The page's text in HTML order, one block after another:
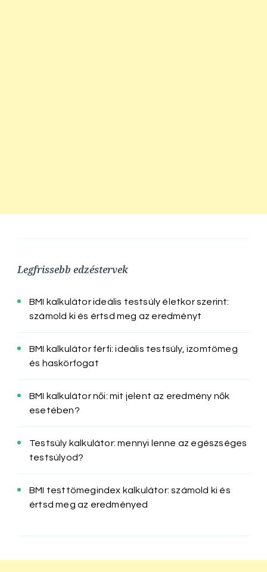
Legfrissebb edzéstervek
BMI kalkulátor ideális testsúly életkor szerint:
számold ki és értsd meg az eredményt
BMI kalkulátor férfi: ideális testsúly, izomtömeg
és haskörfogat
BMI kalkulátor női: mit jelent az eredmény nők
esetében?
Testsúly kalkulátor: mennyi lenne az egészséges
testsúlyod?
BMI testtömegindex kalkulátor: számold ki és
értsd meg az eredményed